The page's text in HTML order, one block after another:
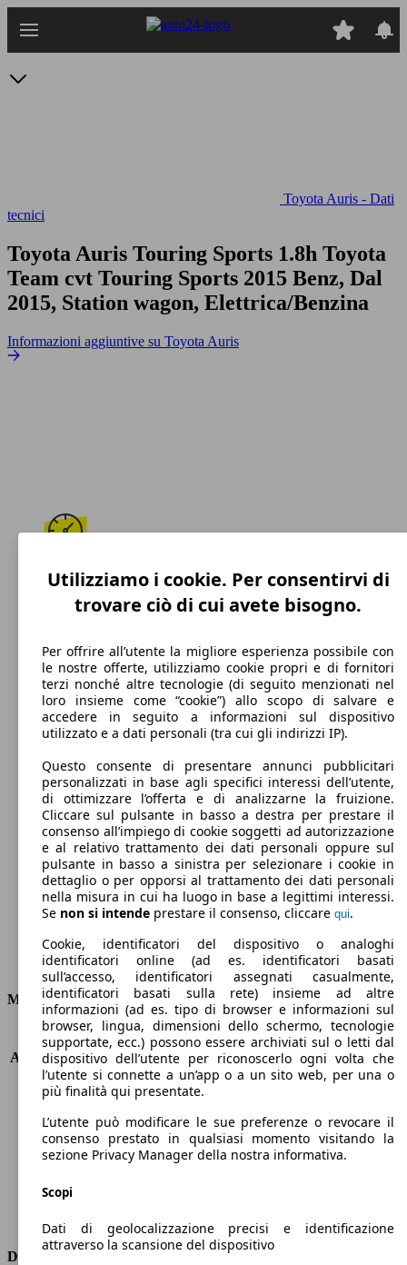
Toyota Auris - Dati
tecnici
Toyota Auris Touring Sports 1.8h Toyota
Team cvt Touring Sports 2015 Benz, Dal
2015, Station wagon, Elettrica/Benzina
Informazioni aggiuntive su Toyota Auris
180 km/h
Velocità massima
Elettrica/Benzina
Carburante
92 g/km
Emissioni di CO2 (combinato)*
Consumi
Motore e Prestazioni
KW (PS)
73 kW (99 PS)
Accelerazione (0-100 km/h)
10.9s
Velocità massima (km/h)
180 km/h
Numero di marce
-
Coppia
142 nm
Cilindrata
1798 ccm
Carburante
Elettrica/Benzina
Trasmissione
Dimensioni
Utilizziamo i cookie. Per consentirvi di
trovare ciò di cui avete bisogno.
Per offrire all’utente la migliore esperienza possibile con
le nostre offerte, utilizziamo cookie propri e di fornitori
terzi nonché altre tecnologie (di seguito menzionati nel
loro insieme come “cookie”) allo scopo di salvare e
accedere in seguito a informazioni sul dispositivo
utilizzato e a dati personali (tra cui gli indirizzi IP).
Questo consente di presentare annunci pubblicitari
personalizzati in base agli specifici interessi dell’utente,
di ottimizzare l’offerta e di analizzarne la fruizione.
Cliccare sul pulsante in basso a destra per prestare il
consenso all’impiego di cookie soggetti ad autorizzazione
e al relativo trattamento dei dati personali oppure sul
pulsante in basso a sinistra per selezionare i cookie in
dettaglio o per opporsi al trattamento dei dati personali
nella misura in cui ha luogo in base a legittimi interessi.
Se non si intende prestare il consenso, cliccare qui.
Cookie, identificatori del dispositivo o analoghi
identificatori online (ad es. identificatori basati
sull’accesso, identificatori assegnati casualmente,
identificatori basati sulla rete) insieme ad altre
informazioni (ad es. tipo di browser e informazioni sul
browser, lingua, dimensioni dello schermo, tecnologie
supportate, ecc.) possono essere archiviati sul o letti dal
dispositivo dell’utente per riconoscerlo ogni volta che
l’utente si connette a un’app o a un sito web, per una o
più finalità qui presentate.
L’utente può modificare le sue preferenze o revocare il
consenso prestato in qualsiasi momento visitando la
sezione Privacy Manager della nostra informativa.
Scopi
Dati di geolocalizzazione precisi e identificazione
attraverso la scansione del dispositivo